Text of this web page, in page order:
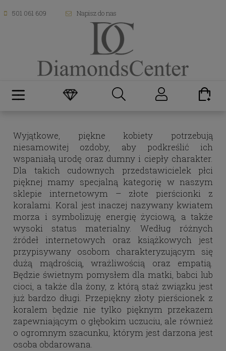
501 061 609 Napisz do nas
Wyjątkowe, piękne kobiety potrzebują
niesamowitej ozdoby, aby podkreślić ich
wspaniałą urodę oraz dumny i ciepły charakter.
Dla takich cudownych przedstawicielek płci
pięknej mamy specjalną kategorię w naszym
sklepie internetowym – złote pierścionki z
koralami. Koral jest inaczej nazywany kwiatem
morza i symbolizuję energię życiową, a także
wysoki status materialny. Według różnych
źródeł internetowych oraz książkowych jest
przypisywany osobom charakteryzującym się
dużą mądrością, wrażliwością oraz empatią.
Będzie świetnym pomysłem dla matki, babci lub
cioci, a także dla żony, z którą staż związku jest
już bardzo długi. Przepiękny złoty pierścionek z
koralem będzie nie tylko pięknym przekazem
zapewniającym o głębokim uczuciu, ale również
o ogromnym szacunku, którym jest darzona jest
osoba obdarowana.